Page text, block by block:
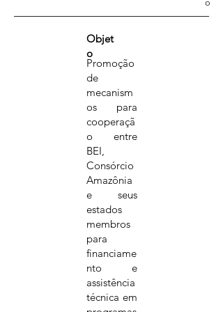
o
Objet
o
Promoção
de
mecanism
os para
cooperaçã
o entre
BEI,
Consórcio
Amazônia
e seus
estados
membros
para
financiame
nto e
assistência
técnica em